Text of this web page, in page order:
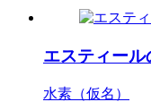
エスティール
水素（仮名）